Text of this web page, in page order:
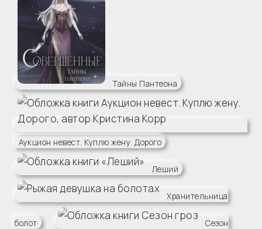
Тайны Пантеона
Аукцион невест. Куплю жену. Дорого
Леший
Хранительница
болот Сезон